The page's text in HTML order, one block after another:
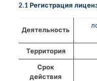
2.1 Регистрация
Деятельность
Территория
Срок
действия